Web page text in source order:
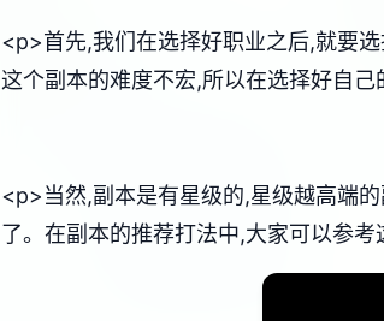
<p>首先,我们在选择好职业之后,就要
这个副本的难度不宏,所以在选择好自
<p>当然,副本是有星级的,星级越高端
了。在副本的推荐打法中,大家可以参